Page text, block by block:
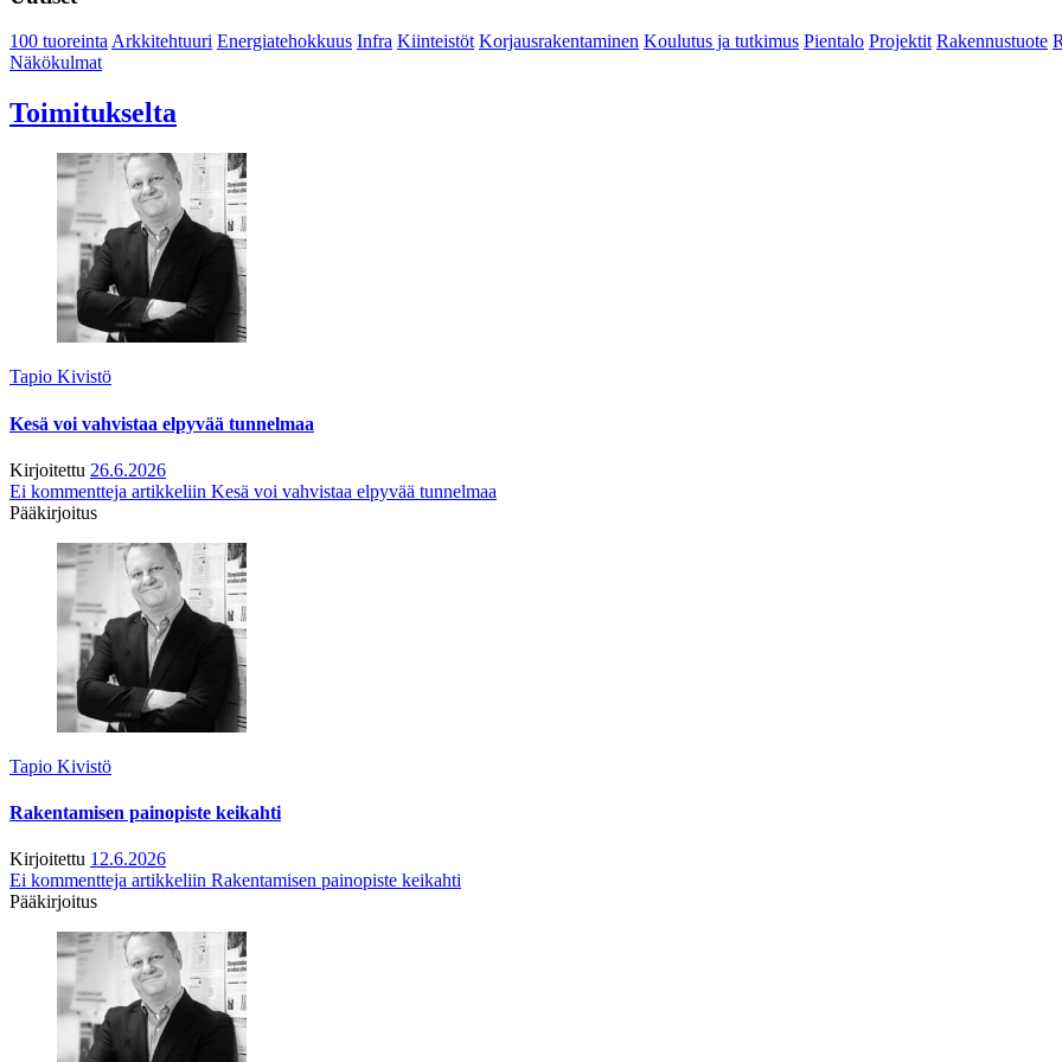
100 tuoreintaArkkitehtuuri Energiatehokkuus Infra Kiinteistöt Korjausrakentaminen Koulutus ja tutkimus Pientalo Projektit Rakennustuote
Näkökulmat
Toimitukselta
Tapio Kivistö
Kesä voi vahvistaa elpyvää tunnelmaa
Kirjoitettu 26.6.2026
Ei kommentteja artikkeliin Kesä voi vahvistaa elpyvää tunnelmaa
Pääkirjoitus
Tapio Kivistö
Rakentamisen painopiste keikahti
Kirjoitettu 12.6.2026
Ei kommentteja artikkeliin Rakentamisen painopiste keikahti
Pääkirjoitus